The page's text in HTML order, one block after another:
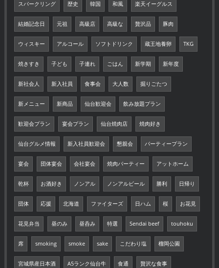
スパークリング 歴史 韓国 和風 楽天イーグルス
結婚記念日 元祖 高級店 高級な 贅沢品 豚肉
ウィスキー アルコール ソフトドリンク 蔵王地養卵 TKG
焼きすき 子ども 子連れ ごはん 新学期 新年度
新社会人 新入社員 食事会 大人数 掘りごたつ
新メニュー 新商品 仙台歓迎会 飲み放題プラン
歓迎会プラン 宴会プラン 仙台焼肉店 焼肉好き
仙台グルメ情報 新入社員歓迎会 懇親会 パーティープラン
宴会 団体宴会 会社宴会 焼肉パーティー アットホーム
乾杯 お酒好き ノンアル ノンアルビール 勝利 日帰り
団体 応援 北海道 ファイターズ 日ハム 桜 お花見
花見弁当 昼のみ 昼呑み 特選 Sendai beef touhoku
席 smoking smoke sake こだわり塩 榴岡公園
宮城県産日本酒 A5ランク仙台牛 食通 贅沢な食事